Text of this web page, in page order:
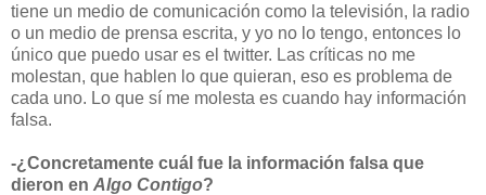
tiene un medio de comunicación como la televisión, la radio
o un medio de prensa escrita, y yo no lo tengo, entonces lo
único que puedo usar es el twitter. Las críticas no me
molestan, que hablen lo que quieran, eso es problema de
cada uno. Lo que sí me molesta es cuando hay información
falsa.
-¿Concretamente cuál fue la información falsa que
dieron en Algo Contigo?